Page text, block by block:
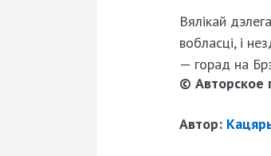
Вялікай
вобласці, і
— горад на
© Авторское
Автор: